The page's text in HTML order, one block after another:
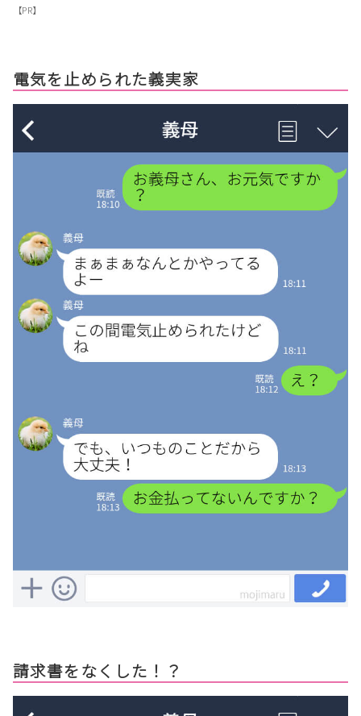
【PR】
電気を止められた義実家
請求書をなくした！？